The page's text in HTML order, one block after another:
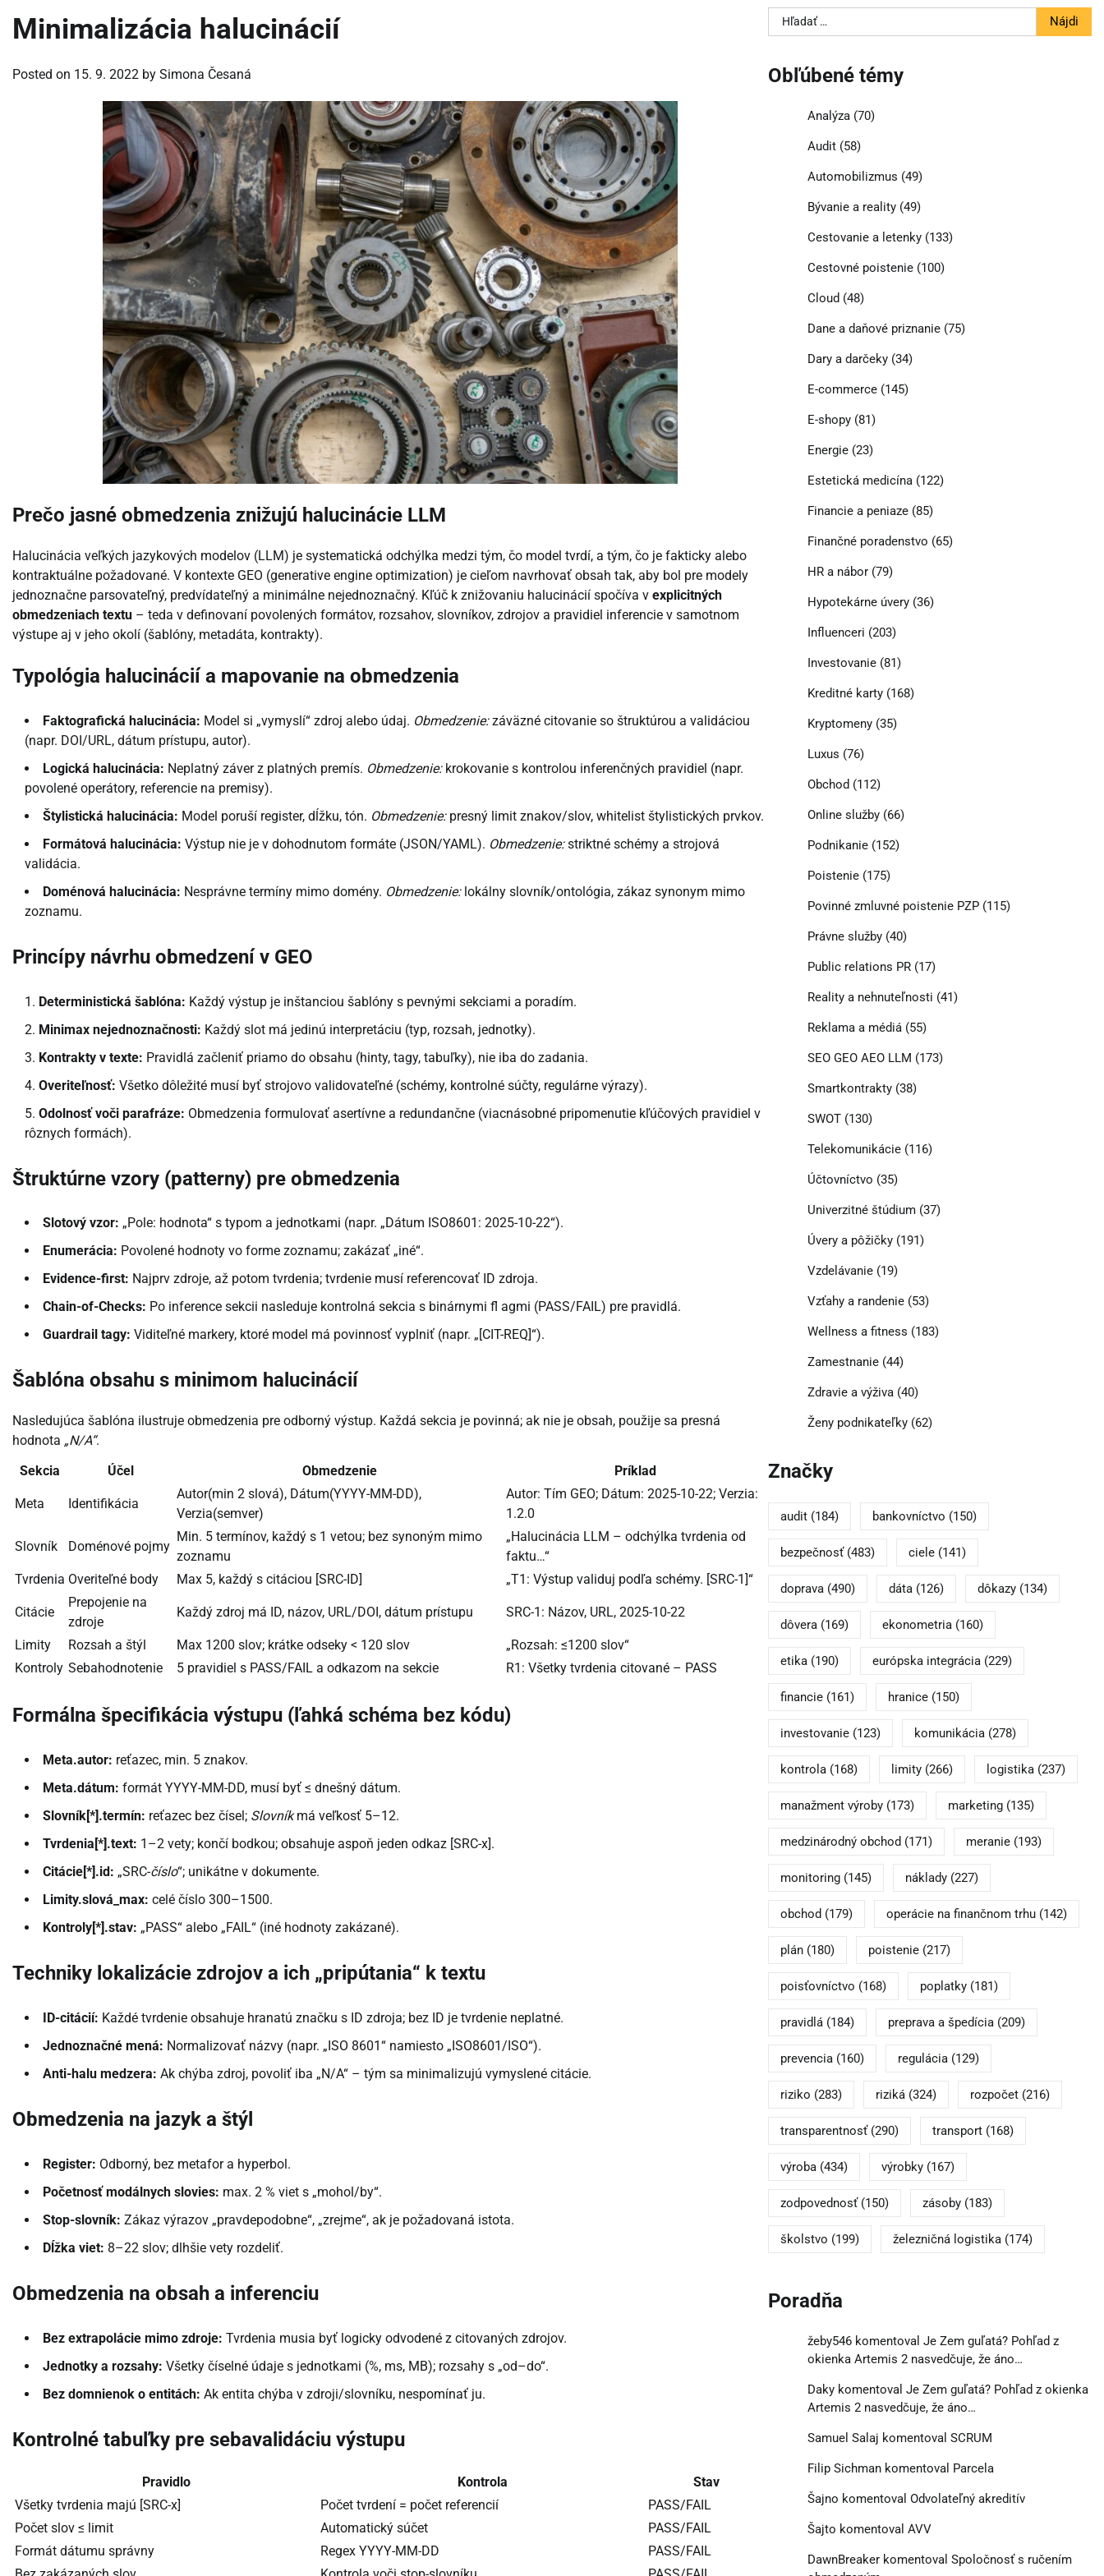
Minimalizácia halucinácií
Posted on 15. 9. 2022 by Simona Česaná
Prečo jasné obmedzenia znižujú halucinácie LLM
Halucinácia veľkých jazykových modelov (LLM) je systematická odchýlka medzi tým, čo model tvrdí, a tým, čo je fakticky alebo
kontraktuálne požadované. V kontexte GEO (generative engine optimization) je cieľom navrhovať obsah tak, aby bol pre modely
jednoznačne parsovateľný, predvídateľný a minimálne nejednoznačný. Kľúč k znižovaniu halucinácií spočíva v explicitných
obmedzeniach textu – teda v definovaní povolených formátov, rozsahov, slovníkov, zdrojov a pravidiel inferencie v samotnom
výstupe aj v jeho okolí (šablóny, metadáta, kontrakty).
Typológia halucinácií a mapovanie na obmedzenia
Faktografická halucinácia: Model si „vymyslí“ zdroj alebo údaj. Obmedzenie:záväzné citovanie so štruktúrou a validáciou
(napr. DOI/URL, dátum prístupu, autor).
Logická halucinácia: Neplatný záver z platných premís. Obmedzenie:krokovanie s kontrolou inferenčných pravidiel (napr.
povolené operátory, referencie na premisy).
Štylistická halucinácia: Model poruší register, dĺžku, tón. Obmedzenie:presný limit znakov/slov, whitelist štylistických prvkov.
Formátová halucinácia: Výstup nie je v dohodnutom formáte (JSON/YAML). Obmedzenie:striktné schémy a strojová
validácia.
Doménová halucinácia: Nesprávne termíny mimo domény. Obmedzenie:lokálny slovník/ontológia, zákaz synonym mimo
zoznamu.
Princípy návrhu obmedzení v GEO
Deterministická šablóna: Každý výstup je inštanciou šablóny s pevnými sekciami a poradím.
Minimax nejednoznačnosti: Každý slot má jedinú interpretáciu (typ, rozsah, jednotky).
Kontrakty v texte: Pravidlá začleniť priamo do obsahu (hinty, tagy, tabuľky), nie iba do zadania.
Overiteľnosť: Všetko dôležité musí byť strojovo validovateľné (schémy, kontrolné súčty, regulárne výrazy).
Odolnosť voči parafráze: Obmedzenia formulovať asertívne a redundančne (viacnásobné pripomenutie kľúčových pravidiel v
rôznych formách).
Štruktúrne vzory (patterny) pre obmedzenia
Slotový vzor: „Pole: hodnota“ s typom a jednotkami (napr. „Dátum ISO8601: 2025-10-22“).
Enumerácia: Povolené hodnoty vo forme zoznamu; zakázať „iné“.
Evidence-first: Najprv zdroje, až potom tvrdenia; tvrdenie musí referencovať ID zdroja.
Chain-of-Checks: Po inference sekcii nasleduje kontrolná sekcia s binárnymi fl agmi (PASS/FAIL) pre pravidlá.
Guardrail tagy: Viditeľné markery, ktoré model má povinnosť vyplniť (napr. „[CIT-REQ]“).
Šablóna obsahu s minimom halucinácií
Nasledujúca šablóna ilustruje obmedzenia pre odborný výstup. Každá sekcia je povinná; ak nie je obsah, použije sa presná
hodnota „N/A“.
Sekcia
Účel Obmedzenie Príklad
Meta Identifikácia
Autor(min 2 slová), Dátum(YYYY-MM-DD),
Verzia(semver)
Autor: Tím GEO; Dátum: 2025-10-22; Verzia:
1.2.0
Slovník Doménové pojmy
Min. 5 termínov, každý s 1 vetou; bez synoným mimo
zoznamu
„Halucinácia LLM – odchýlka tvrdenia od
faktu…“
Tvrdenia Overiteľné body Max 5, každý s citáciou [SRC-ID] „T1: Výstup validuj podľa schémy. [SRC-1]“
Citácie
Prepojenie na
zdroje
Každý zdroj má ID, názov, URL/DOI, dátum prístupu SRC-1: Názov, URL, 2025-10-22
Limity Rozsah a štýl Max 1200 slov; krátke odseky < 120 slov
„Rozsah: ≤1200 slov“
Kontroly Sebahodnotenie 5 pravidiel s PASS/FAIL a odkazom na sekcie R1: Všetky tvrdenia citované – PASS
Formálna špecifikácia výstupu (ľahká schéma bez kódu)
Meta.autor: reťazec, min. 5 znakov.
Meta.dátum: formát YYYY-MM-DD, musí byť ≤ dnešný dátum.
Slovník[*].termín: reťazec bez čísel; Slovníkmá veľkosť 5–12.
Tvrdenia[*].text: 1–2 vety; končí bodkou; obsahuje aspoň jeden odkaz [SRC-x].
Citácie[*].id: „SRC-číslo“; unikátne v dokumente.
Limity.slová_max: celé číslo 300–1500.
Kontroly[*].stav: „PASS“ alebo „FAIL“ (iné hodnoty zakázané).
Techniky lokalizácie zdrojov a ich „pripútania“ k textu
ID-citácií: Každé tvrdenie obsahuje hranatú značku s ID zdroja; bez ID je tvrdenie neplatné.
Jednoznačné mená: Normalizovať názvy (napr. „ISO 8601“ namiesto „ISO8601/ISO“).
Anti-halu medzera: Ak chýba zdroj, povoliť iba „N/A“ – tým sa minimalizujú vymyslené citácie.
Obmedzenia na jazyk a štýl
Register: Odborný, bez metafor a hyperbol.
Početnosť modálnych slovies: max. 2 % viet s „mohol/by“.
Stop-slovník: Zákaz výrazov „pravdepodobne“, „zrejme“, ak je požadovaná istota.
Dĺžka viet: 8–22 slov; dlhšie vety rozdeliť.
Obmedzenia na obsah a inferenciu
Bez extrapolácie mimo zdroje: Tvrdenia musia byť logicky odvodené z citovaných zdrojov.
Jednotky a rozsahy: Všetky číselné údaje s jednotkami (%, ms, MB); rozsahy s „od–do“.
Bez domnienok o entitách: Ak entita chýba v zdroji/slovníku, nespomínať ju.
Kontrolné tabuľky pre sebavalidáciu výstupu
Pravidlo Kontrola
Stav
Všetky tvrdenia majú [SRC-x]
Počet tvrdení = počet referencií
PASS/FAIL
Počet slov ≤ limit
Automatický súčet
PASS/FAIL
Formát dátumu správny
Regex YYYY-MM-DD
PASS/FAIL
Hľadať:
Obľúbené témy
Analýza(70)
Audit(58)
Automobilizmus (49)
Bývanie a reality(49)
Cestovanie a letenky(133)
Cestovné poistenie(100)
Cloud (48)
Dane a daňové priznanie(75)
Dary a darčeky(34)
E-commerce(145)
E-shopy(81)
Energie(23)
Estetická medicína(122)
Financie a peniaze(85)
Finančné poradenstvo (65)
HR a nábor(79)
Hypotekárne úvery(36)
Influenceri (203)
Investovanie(81)
Kreditné karty(168)
Kryptomeny(35)
Luxus (76)
Obchod (112)
Online služby(66)
Podnikanie(152)
Poistenie(175)
Povinné zmluvné poistenie PZP(115)
Právne služby(40)
Public relations PR(17)
Reality a nehnuteľnosti (41)
Reklama a médiá(55)
SEO GEO AEO LLM (173)
Smartkontrakty(38)
SWOT(130)
Telekomunikácie(116)
Účtovníctvo (35)
Univerzitné štúdium(37)
Úvery a pôžičky(191)
Vzdelávanie(19)
Vzťahy a randenie(53)
Wellness a fitness (183)
Zamestnanie(44)
Zdravie a výživa(40)
Ženy podnikateľky(62)
Značky
audit(184) bankovníctvo (150)
bezpečnosť(483) ciele(141)
doprava(490) dáta(126) dôkazy(134)
dôvera(169) ekonometria(160)
etika(190) európska integrácia(229)
financie(161) hranice(150)
investovanie(123) komunikácia(278)
kontrola(168) limity(266) logistika(237)
manažment výroby(173) marketing(135)
medzinárodný obchod (171) meranie(193)
monitoring(145) náklady(227)
obchod (179) operácie na finančnom trhu(142)
plán(180) poistenie(217)
poisťovníctvo (168) poplatky(181)
pravidlá(184) preprava a špedícia(209)
prevencia(160) regulácia(129)
riziko (283) riziká(324) rozpočet(216)
transparentnosť(290) transport(168)
výroba(434) výrobky(167)
zodpovednosť(150) zásoby(183)
školstvo (199) železničná logistika(174)
Poradňa
žeby546komentoval Je Zem guľatá? Pohľad z
okienka Artemis 2 nasvedčuje, že áno…
Dakykomentoval Je Zem guľatá? Pohľad z okienka
Artemis 2 nasvedčuje, že áno…
Samuel Salaj komentoval SCRUM
Filip Sichmankomentoval Parcela
Šajno komentoval Odvolateľný akreditív
Šajto komentoval AVV
DawnBreakerkomentoval Spoločnosť s ručením